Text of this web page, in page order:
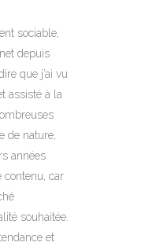
sociable,
depuis
que j’ai vu
assisté à la
de nature,
années
contenu, car
souhaitée.
et